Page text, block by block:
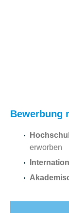
Bewerbung
erworben